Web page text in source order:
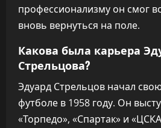
профессионализму он смог
вновь вернуться на поле.
Какова была карьера
Стрельцова?
Эдуард Стрельцов начал
футболе в 1958 году. Он
«Торпедо», «Спартак» и